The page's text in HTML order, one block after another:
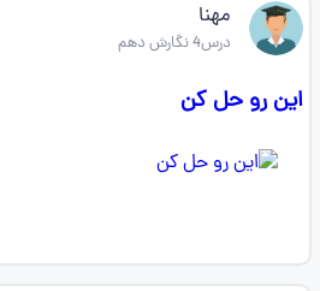
مهنا
درس4 نگارش دهم
این رو حل کن